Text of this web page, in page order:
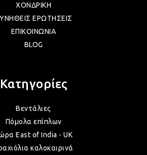
ΧΟΝΔΡΙΚΗ
ΕΡΩΤΗΣΕΙΣ
ΕΠΙΚΟΙΝΩΝΙΑ
BLOG
Κατηγορίες
Βεντάλιες
Πόμολα επίπλων
East of India - UK
καλοκαιρινά